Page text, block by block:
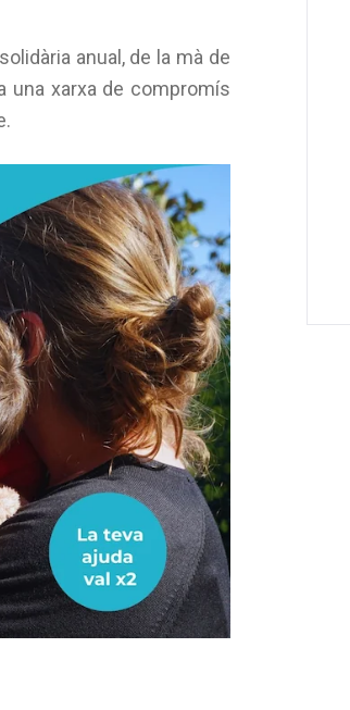
anual, de la mà de
una xarxa de compromís